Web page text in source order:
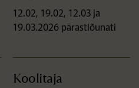
12.02, 19.02, 12.03 ja
19.03.2026 pärastlõunati
Koolitaja